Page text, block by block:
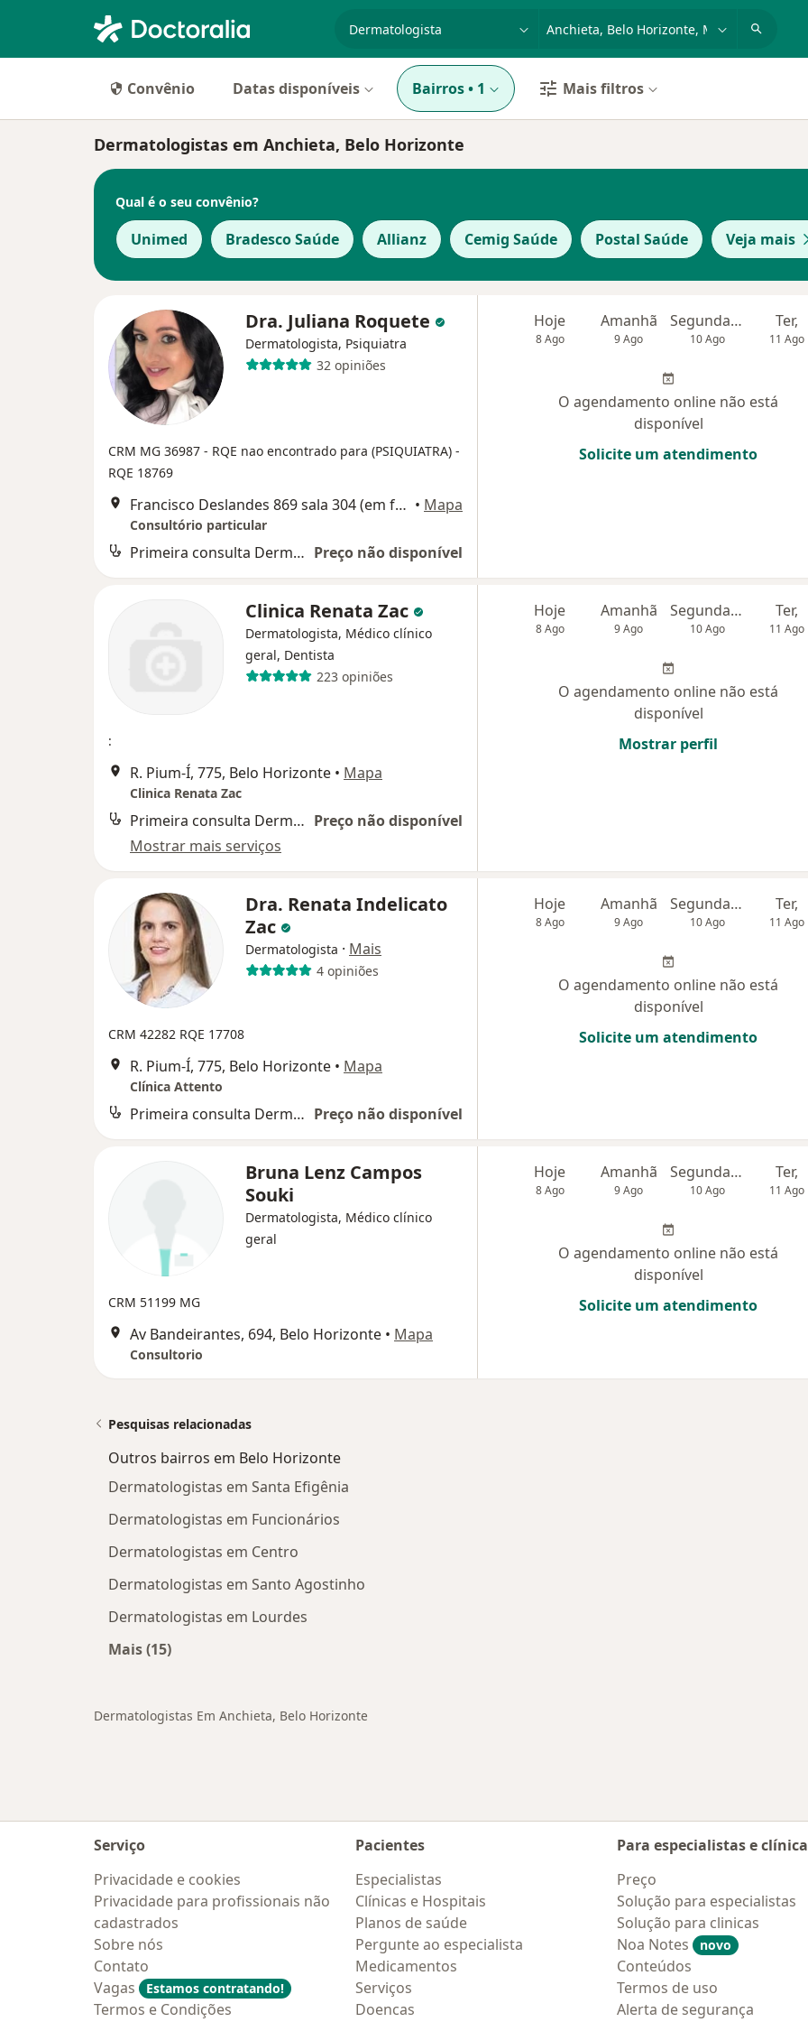
Convênio Datas disponíveis Bairros• 1 Mais filtros
Dermatologistas em Anchieta, Belo Horizonte
Qual é o seu convênio?
Unimed Bradesco Saúde Allianz Cemig Saúde Postal Saúde Veja mais
Dra. Juliana Roquete
Dermatologista, Psiquiatra
32 opiniões
CRM MG 36987 - RQE nao encontrado para (PSIQUIATRA) -
RQE 18769
Francisco Deslandes 869 sala 304 (em frente ao shopping Plaza Anchieta), Belo Horizonte • Mapa
Consultório particular
Primeira consulta Dermatologia Preço não disponível
Hoje
8 Ago
Amanhã
9 Ago
Segunda-feira
10 Ago
Ter,
11 Ago
O agendamento online não está
disponível
Solicite um atendimento
Clinica Renata Zac
Dermatologista, Médico clínico
geral, Dentista
223 opiniões
:
R. Pium-Í, 775, Belo Horizonte • Mapa
Clinica Renata Zac
Primeira consulta Dermatologia Preço não disponível
Mostrar mais serviços
Hoje
8 Ago
Amanhã
9 Ago
Segunda-feira
10 Ago
Ter,
11 Ago
O agendamento online não está
disponível
Mostrar perfil
Dra. Renata Indelicato
Zac
Dermatologista · Mais
4 opiniões
CRM 42282 RQE 17708
R. Pium-Í, 775, Belo Horizonte • Mapa
Clínica Attento
Primeira consulta Dermatologia Preço não disponível
Hoje
8 Ago
Amanhã
9 Ago
Segunda-feira
10 Ago
Ter,
11 Ago
O agendamento online não está
disponível
Solicite um atendimento
Bruna Lenz Campos
Souki
Dermatologista, Médico clínico
geral
CRM 51199 MG
Av Bandeirantes, 694, Belo Horizonte • Mapa
Consultorio
Hoje
8 Ago
Amanhã
9 Ago
Segunda-feira
10 Ago
Ter,
11 Ago
O agendamento online não está
disponível
Solicite um atendimento
Pesquisas relacionadas
Outros bairros em Belo Horizonte
Dermatologistas em Santa Efigênia
Dermatologistas em Funcionários
Dermatologistas em Centro
Dermatologistas em Santo Agostinho
Dermatologistas em Lourdes
Mais (15)
Dermatologistas Em Anchieta, Belo Horizonte
Serviço
Privacidade e cookies
Privacidade para profissionais não
cadastrados
Sobre nós
Contato
Vagas
Estamos contratando!
Termos e Condições
Pacientes
Especialistas
Clínicas e Hospitais
Planos de saúde
Pergunte ao especialista
Medicamentos
Serviços
Doencas
Para especialistas e
Preço
Solução para especialistas
Solução para clinicas
Noa Notes
novo
Conteúdos
Termos de uso
Alerta de segurança